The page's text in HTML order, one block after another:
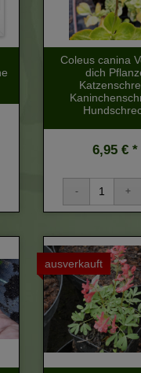
Coleus canina
dich
6,95 € *
ausverkauft